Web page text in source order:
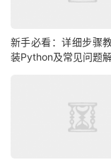
新手必看：详细步骤
装Python及常见问题